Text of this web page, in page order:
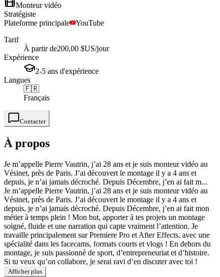
Monteur vidéo
Stratégiste
Plateforme principale
YouTube
Tarif
À partir de200,00 $US/jour
Expérience
2-5 ans d'expérience
Langues
🇫🇷
Français
Contacter
À propos
Je m’appelle Pierre Vautrin, j’ai 28 ans et je suis monteur vidéo au
Vésinet, près de Paris. J’ai découvert le montage il y a 4 ans et
depuis, je n’ai jamais décroché. Depuis Décembre, j’en ai fait m...
Je m’appelle Pierre Vautrin, j’ai 28 ans et je suis monteur vidéo au
Vésinet, près de Paris. J’ai découvert le montage il y a 4 ans et
depuis, je n’ai jamais décroché. Depuis Décembre, j’en ai fait mon
métier à temps plein ! Mon but, apporter à tes projets un montage
soigné, fluide et une narration qui capte vraiment l’attention. Je
travaille principalement sur Premiere Pro et After Effects, avec une
spécialité dans les facecams, formats courts et vlogs ! En dehors du
montage, je suis passionné de sport, d’entrepreneuriat et d’histoire.
Si tu veux qu’on collabore, je serai ravi d’en discuter avec toi !
Afficher plus